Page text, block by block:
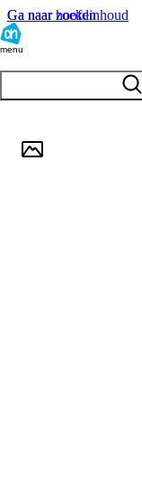
Ga naar hoofdinhoud
Ga naar zoeken
menu